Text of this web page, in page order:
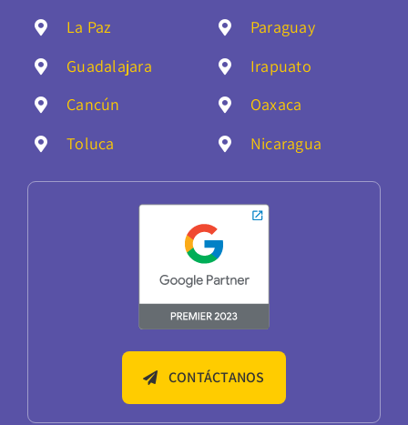
La Paz
Guadalajara
Cancún
Toluca
Paraguay
Irapuato
Oaxaca
Nicaragua
CONTÁCTANOS